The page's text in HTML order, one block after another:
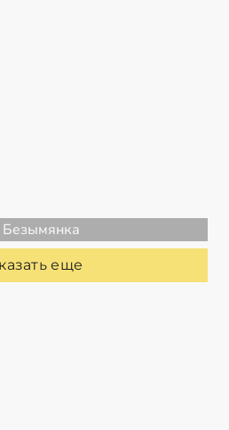
Безымянка
еще